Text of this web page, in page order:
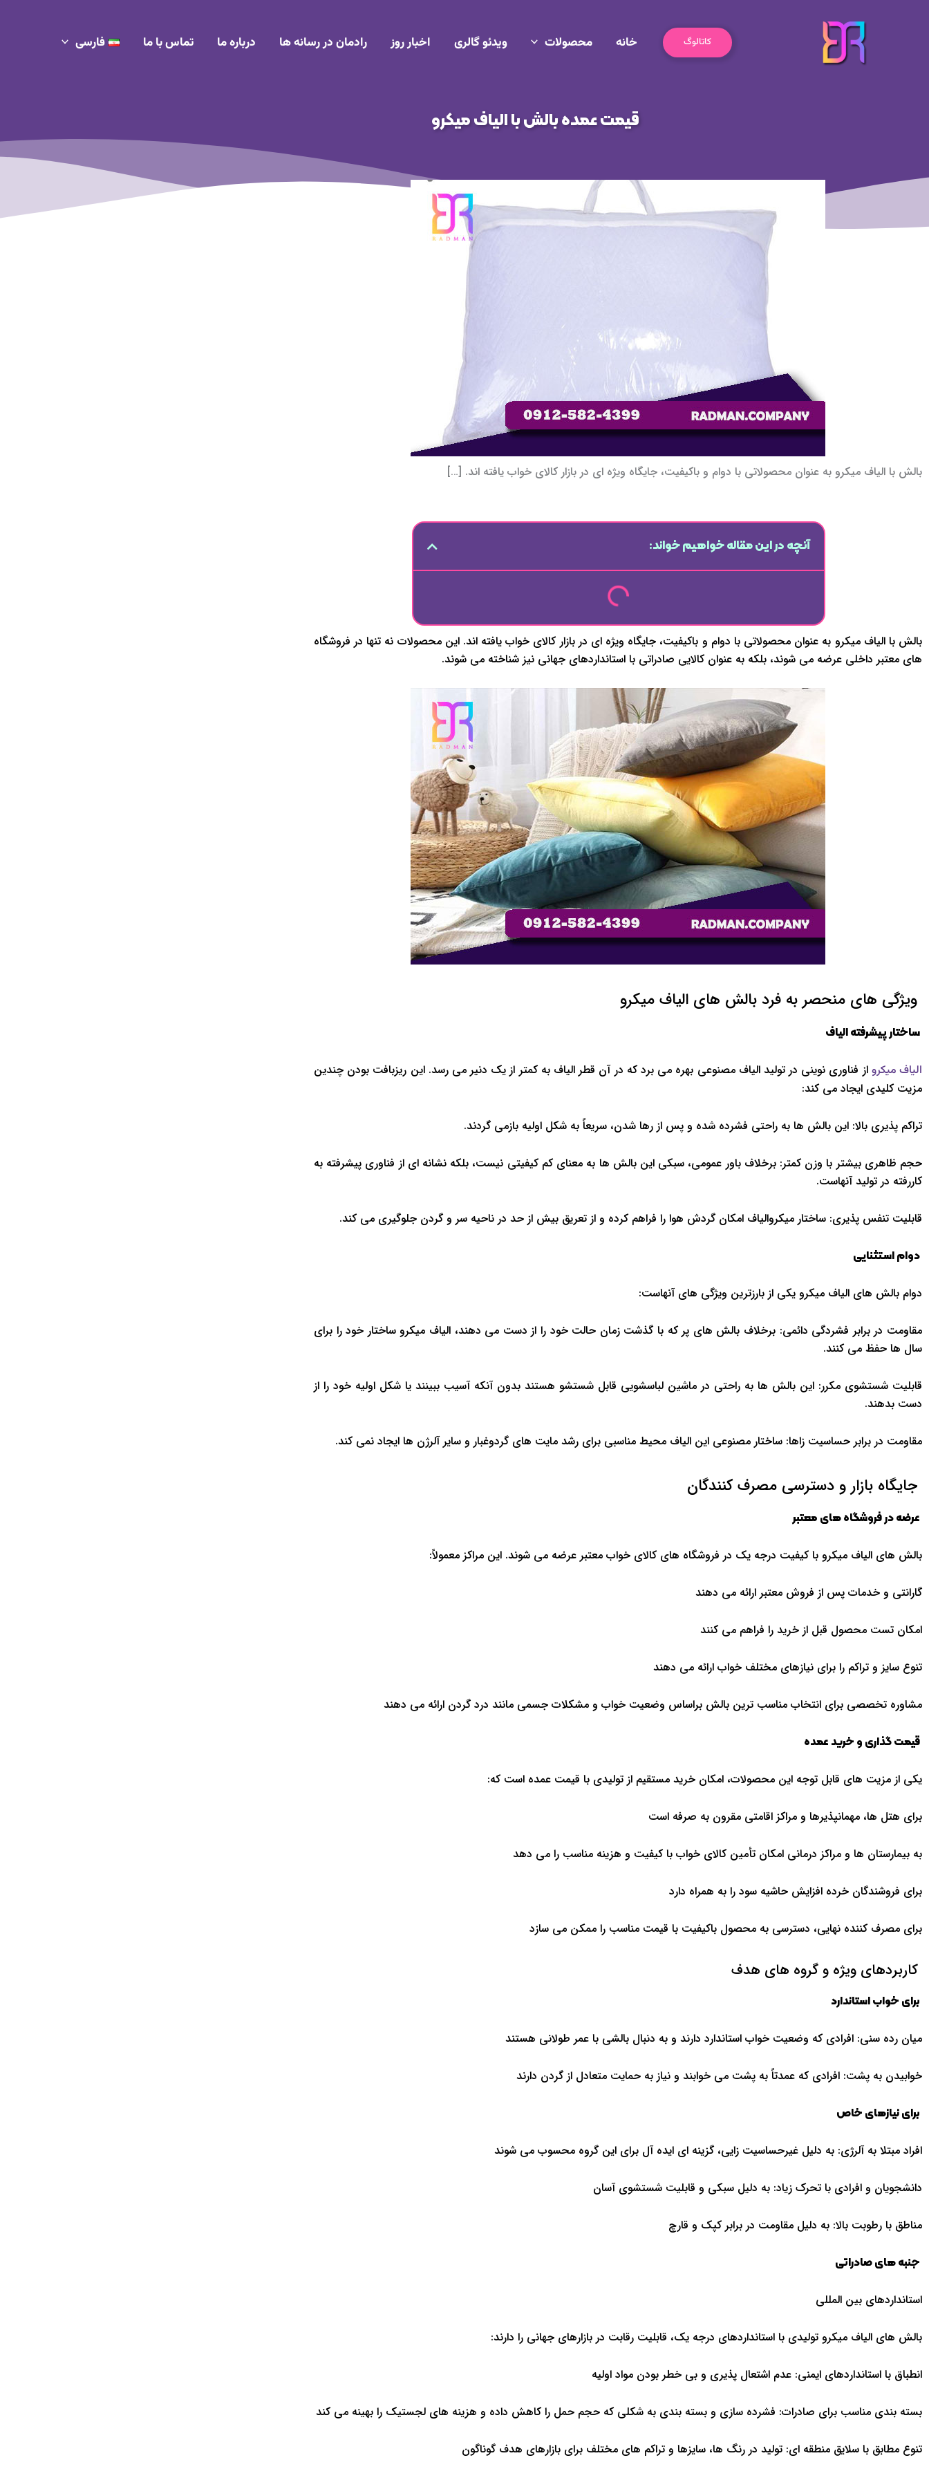
کاتالوگ خانه محصولات ویدئو گالری اخبار روز رادمان در رسانه ها درباره ما تماس با ما فارسی
قیمت عمده بالش با الیاف میکرو
بالش با الیاف میکرو به عنوان محصولاتی با دوام و باکیفیت، جایگاه ویژه ای در بازار کالای خواب یافته اند. […]
آنچه در این مقاله خواهیم خواند:
بالش با الیاف میکرو به عنوان محصولاتی با دوام و باکیفیت، جایگاه ویژه ای در بازار کالای خواب یافته اند. این محصولات نه تنها در فروشگاه
های معتبر داخلی عرضه می شوند، بلکه به عنوان کالایی صادراتی با استانداردهای جهانی نیز شناخته می شوند.
ویژگی های منحصر به فرد بالش های الیاف میکرو
ساختار پیشرفته الیاف
الیاف میکرو از فناوری نوینی در تولید الیاف مصنوعی بهره می برد که در آن قطر الیاف به کمتر از یک دنیر می رسد. این ریزبافت بودن چندین
مزیت کلیدی ایجاد می کند:
تراکم پذیری بالا: این بالش ها به راحتی فشرده شده و پس از رها شدن، سریعاً به شکل اولیه بازمی گردند.
حجم ظاهری بیشتر با وزن کمتر: برخلاف باور عمومی، سبکی این بالش ها به معنای کم کیفیتی نیست، بلکه نشانه ای از فناوری پیشرفته به
کاررفته در تولید آنهاست.
قابلیت تنفس پذیری: ساختار میکروالیاف امکان گردش هوا را فراهم کرده و از تعریق بیش از حد در ناحیه سر و گردن جلوگیری می کند.
دوام استثنایی
دوام بالش های الیاف میکرو یکی از بارزترین ویژگی های آنهاست:
مقاومت در برابر فشردگی دائمی: برخلاف بالش های پر که با گذشت زمان حالت خود را از دست می دهند، الیاف میکرو ساختار خود را برای
سال ها حفظ می کنند.
قابلیت شستشوی مکرر: این بالش ها به راحتی در ماشین لباسشویی قابل شستشو هستند بدون آنکه آسیب ببینند یا شکل اولیه خود را از
دست بدهند.
مقاومت در برابر حساسیت زاها: ساختار مصنوعی این الیاف محیط مناسبی برای رشد مایت های گردوغبار و سایر آلرژن ها ایجاد نمی کند.
جایگاه بازار و دسترسی مصرف کنندگان
عرضه در فروشگاه های معتبر
بالش های الیاف میکرو با کیفیت درجه یک در فروشگاه های کالای خواب معتبر عرضه می شوند. این مراکز معمولاً:
گارانتی و خدمات پس از فروش معتبر ارائه می دهند
امکان تست محصول قبل از خرید را فراهم می کنند
تنوع سایز و تراکم را برای نیازهای مختلف خواب ارائه می دهند
مشاوره تخصصی برای انتخاب مناسب ترین بالش براساس وضعیت خواب و مشکلات جسمی مانند درد گردن ارائه می دهند
قیمت گذاری و خرید عمده
یکی از مزیت های قابل توجه این محصولات، امکان خرید مستقیم از تولیدی با قیمت عمده است که:
برای هتل ها، مهمانپذیرها و مراکز اقامتی مقرون به صرفه است
به بیمارستان ها و مراکز درمانی امکان تأمین کالای خواب با کیفیت و هزینه مناسب را می دهد
برای فروشندگان خرده افزایش حاشیه سود را به همراه دارد
برای مصرف کننده نهایی، دسترسی به محصول باکیفیت با قیمت مناسب را ممکن می سازد
کاربردهای ویژه و گروه های هدف
برای خواب استاندارد
میان رده سنی: افرادی که وضعیت خواب استاندارد دارند و به دنبال بالشی با عمر طولانی هستند
خوابیدن به پشت: افرادی که عمدتاً به پشت می خوابند و نیاز به حمایت متعادل از گردن دارند
برای نیازهای خاص
افراد مبتلا به آلرژی: به دلیل غیرحساسیت زایی، گزینه ای ایده آل برای این گروه محسوب می شوند
دانشجویان و افرادی با تحرک زیاد: به دلیل سبکی و قابلیت شستشوی آسان
مناطق با رطوبت بالا: به دلیل مقاومت در برابر کپک و قارچ
جنبه های صادراتی
استانداردهای بین المللی
بالش های الیاف میکرو تولیدی با استانداردهای درجه یک، قابلیت رقابت در بازارهای جهانی را دارند:
انطباق با استانداردهای ایمنی: عدم اشتعال پذیری و بی خطر بودن مواد اولیه
بسته بندی مناسب برای صادرات: فشرده سازی و بسته بندی به شکلی که حجم حمل را کاهش داده و هزینه های لجستیک را بهینه می کند
تنوع مطابق با سلایق منطقه ای: تولید در رنگ ها، سایزها و تراکم های مختلف برای بازارهای هدف گوناگون